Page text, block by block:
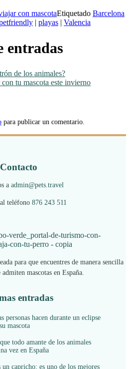
con mascotaEtiquetado Barcelona
| playas | Valencia
entradas
de los animales?
tu mascota este invierno
para publicar un comentario.
Contacto
a admin@pets.travel
teléfono 876 243 511
para que encuentres de manera sencilla
mascotas en España.
entradas
personas hacen durante un eclipse
mascota
todo amante de los animales
vez en España
capricho: es uno de los mejores